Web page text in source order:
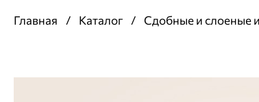
Главная / Каталог / Сдобные и слоеные